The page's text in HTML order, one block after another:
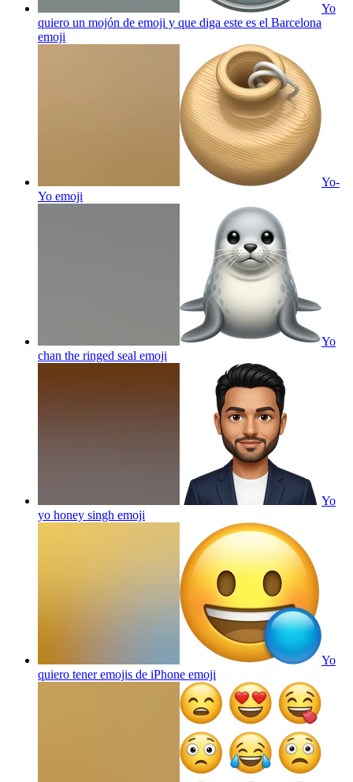
Yo
quiero un mojón de emoji y que diga este es el Barcelona
emoji
Yo-
Yo emoji
Yo
chan the ringed seal emoji
Yo
yo honey singh emoji
Yo
quiero tener emojis de iPhone emoji